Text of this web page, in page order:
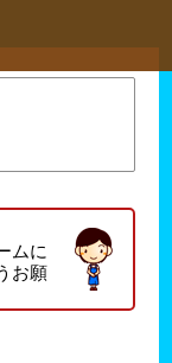
ムに
お願